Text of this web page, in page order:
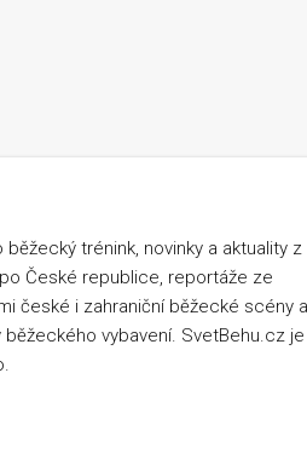
trénink, novinky a aktuality z
České republice, reportáže ze
české i zahraniční běžecké scény a
vybavení. SvetBehu.cz je